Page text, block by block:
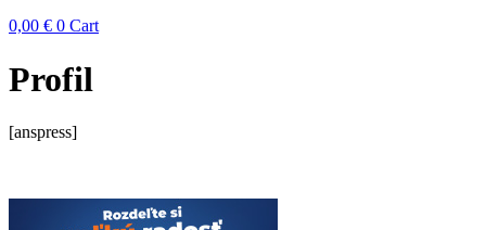
0,00 € 0 Cart
Profil
[anspress]